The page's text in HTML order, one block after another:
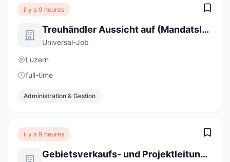
il y a 9 heures
Treuhändler Aussicht auf (Mandatsleitung) 100% (m/w/d)
Universal-Job
Luzern
full-time
Administration & Gestion
il y a 9 heures
Gebietsverkaufs- und Projektleitung 100% (m/w/d)